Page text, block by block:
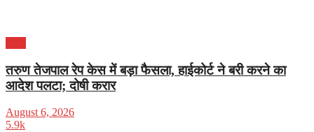
तरुण तेजपाल रेप केस में बड़ा फैसला, हाईकोर्ट ने बरी करने का
आदेश पलटा; दोषी करार
August 6, 2026
5.9k